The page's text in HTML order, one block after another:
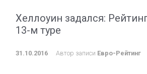
Хеллоуин задался:
13-м туре
31.10.2016 Автор записи Евро-Рейтинг